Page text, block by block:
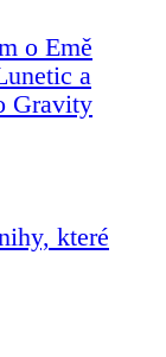
o Emě
a
Gravity
které